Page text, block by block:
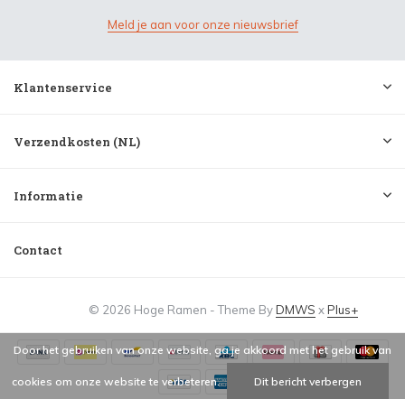
Meld je aan voor onze nieuwsbrief
Klantenservice
Verzendkosten (NL)
Informatie
Contact
© 2026 Hoge Ramen - Theme ByDMWS xPlus+
Door het gebruiken van onze website, ga je akkoord met het gebruik van
cookies om onze website te verbeteren. Dit bericht verbergen